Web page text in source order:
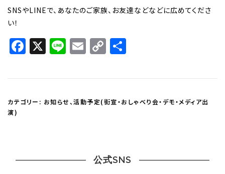
SNSやLINEで、あなたのご家族、お友達などなどに広めてくださ
い！
Facebook
X LineEmail
Copy
Link
カテゴリー: お知らせ、活動予定(街宣・おしゃべり会・デモ・メディア出
演)
公式SNS